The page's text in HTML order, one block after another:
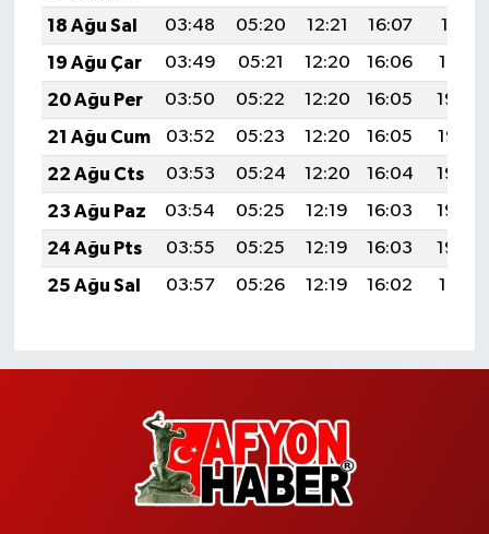
18 Ağu Sal
03:48 05:20 12:21 16:07
19:11
19 Ağu Çar
03:49 05:21 12:20 16:06
19:10
20 Ağu Per
03:50 05:22 12:20 16:05
19:09
21 Ağu Cum
03:52 05:23 12:20 16:05
19:07
22 Ağu Cts
03:53 05:24 12:20 16:04
19:06
23 Ağu Paz
03:54 05:25 12:19 16:03
19:04
24 Ağu Pts
03:55 05:25 12:19 16:03
19:03
25 Ağu Sal
03:57 05:26 12:19 16:02 19:01